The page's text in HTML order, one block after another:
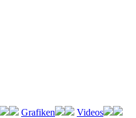
Grafiken
Videos